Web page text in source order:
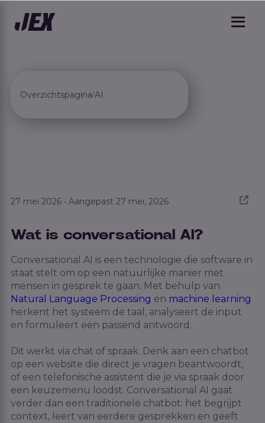
Overzichtspagina/AI
27 mei 2026 • Aangepast 27 mei, 2026
Wat is conversational AI?
Conversational AI is een technologie die software in
staat stelt om op een natuurlijke manier met
mensen in gesprek te gaan. Met behulp van
Natural Language Processing en machine learning
herkent het systeem de taal, analyseert de input
en formuleert een passend antwoord.
Dit werkt via chat of spraak. Denk aan een chatbot
op een website die direct je vragen beantwoordt,
of een telefonische assistent die je via spraak door
een keuzemenu loodst. Conversational AI gaat
verder dan een traditionele chatbot: het begrijpt
context, leert van eerdere gesprekken en geeft